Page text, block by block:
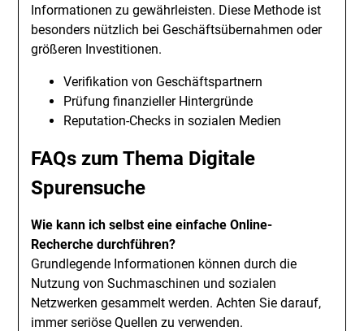
Informationen zu gewährleisten. Diese Methode ist
besonders nützlich bei Geschäftsübernahmen oder
größeren Investitionen.
Verifikation von Geschäftspartnern
Prüfung finanzieller Hintergründe
Reputation-Checks in sozialen Medien
FAQs zum Thema Digitale
Spurensuche
Wie kann ich selbst eine einfache Online-
Recherche durchführen?
Grundlegende Informationen können durch die
Nutzung von Suchmaschinen und sozialen
Netzwerken gesammelt werden. Achten Sie darauf,
immer seriöse Quellen zu verwenden.